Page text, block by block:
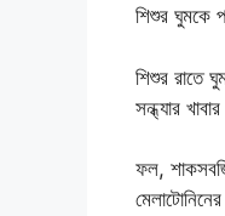
শিশুর ঘুমকে
শিশুর রাতে
সন্ধ্যার
ফল,